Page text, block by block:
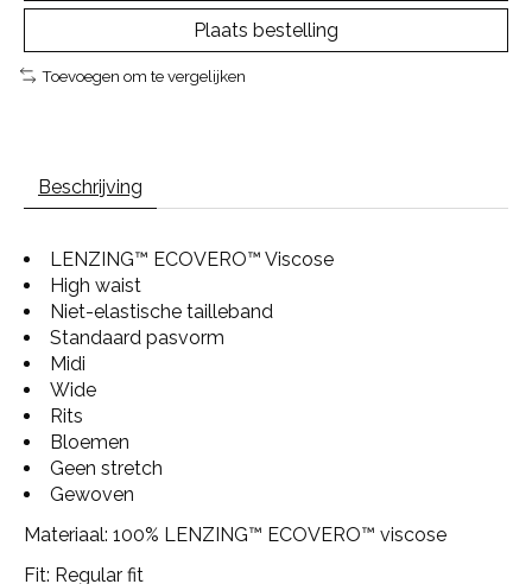
Plaats bestelling
Toevoegen om te vergelijken
Beschrijving
LENZING™ ECOVERO™ Viscose
High waist
Niet-elastische tailleband
Standaard pasvorm
Midi
Wide
Rits
Bloemen
Geen stretch
Gewoven
Materiaal: 100% LENZING™ ECOVERO™ viscose
Fit: Regular fit